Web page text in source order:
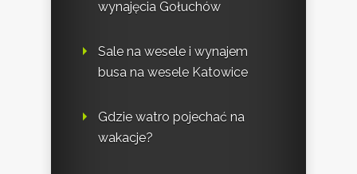
wynajęcia Gołuchów
Sale na wesele i wynajem
busa na wesele Katowice
Gdzie watro pojechać na
wakacje?